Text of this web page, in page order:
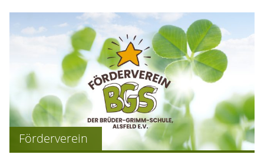
Förderverein